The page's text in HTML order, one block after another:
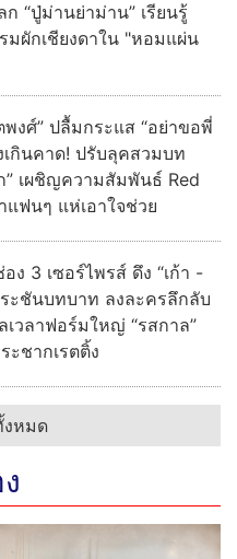
ก “ปู่ม่านย่าม่าน” เรียนรู้
มผักเชียงดาใน "หอมแผ่น
พงศ์” ปลื้มกระแส “อย่าขอพี่
เกินคาด! ปรับลุคสวมบท
ก” เผชิญความสัมพันธ์ Red
แฟนๆ แห่เอาใจช่วย
ง 3 เซอร์ไพรส์ ดึง “เก้า -
ะชันบทบาท ลงละครลึกลับ
เวลาฟอร์มใหญ่ “รสกาล”
ะชากเรตติ้ง
หมด